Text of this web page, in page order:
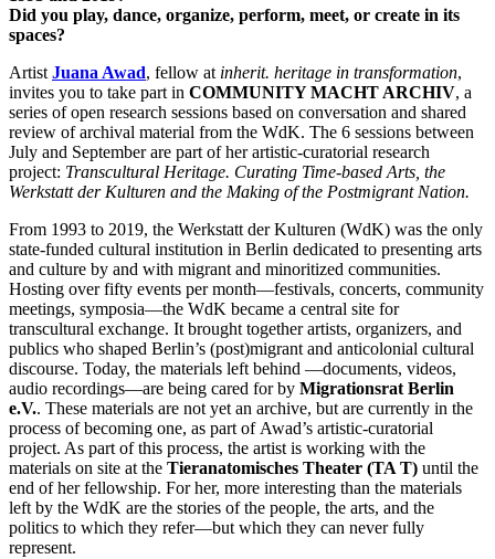
Did you play, dance, organize, perform, meet, or create in its
spaces?
Artist Juana Awad, fellow at inherit. heritage in transformation,
invites you to take part in COMMUNITY MACHT ARCHIV, a
series of open research sessions based on conversation and shared
review of archival material from the WdK. The 6 sessions between
July and September are part of her artistic-curatorial research
project: Transcultural Heritage. Curating Time-based Arts, the
Werkstatt der Kulturen and the Making of the Postmigrant Nation.
From 1993 to 2019, the Werkstatt der Kulturen (WdK) was the only
state-funded cultural institution in Berlin dedicated to presenting arts
and culture by and with migrant and minoritized communities.
Hosting over fifty events per month—festivals, concerts, community
meetings, symposia—the WdK became a central site for
transcultural exchange. It brought together artists, organizers, and
publics who shaped Berlin’s (post)migrant and anticolonial cultural
discourse. Today, the materials left behind —documents, videos,
audio recordings—are being cared for by Migrationsrat Berlin
e.V.. These materials are not yet an archive, but are currently in the
process of becoming one, as part of Awad’s artistic-curatorial
project. As part of this process, the artist is working with the
materials on site at the Tieranatomisches Theater (TA T) until the
end of her fellowship. For her, more interesting than the materials
left by the WdK are the stories of the people, the arts, and the
politics to which they refer—but which they can never fully
represent.